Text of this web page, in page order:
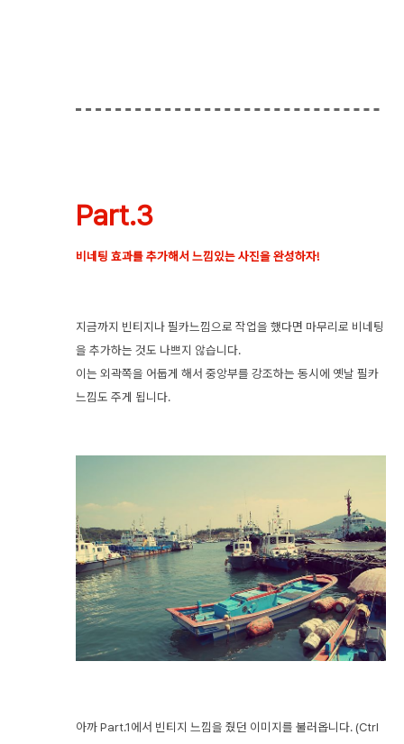
Part.3
비네팅 효과를 추가해서 느낌있는 사진을 완성하자!
지금까지 빈티지나 필카느낌으로 작업을 했다면 마무리로 비네팅
을 추가하는 것도 나쁘지 않습니다.
이는 외곽쪽을 어둡게 해서 중앙부를 강조하는 동시에 옛날 필카
느낌도 주게 됩니다.
아까 Part.1에서 빈티지 느낌을 줬던 이미지를 불러옵니다. (Ctrl